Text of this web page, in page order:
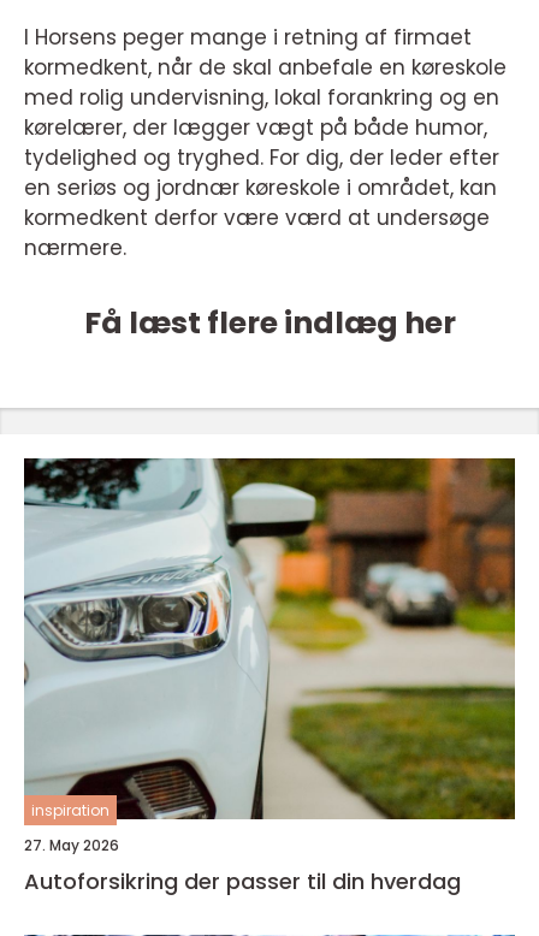
I Horsens peger mange i retning af firmaet
kormedkent, når de skal anbefale en køreskole
med rolig undervisning, lokal forankring og en
kørelærer, der lægger vægt på både humor,
tydelighed og tryghed. For dig, der leder efter
en seriøs og jordnær køreskole i området, kan
kormedkent derfor være værd at undersøge
nærmere.
Få læst flere indlæg her
inspiration
27. May 2026
Autoforsikring der passer til din hverdag